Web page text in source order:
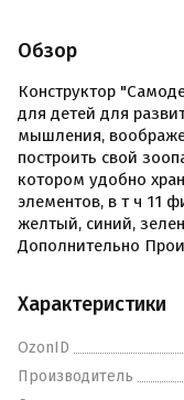
Обзор
Конструктор
для детей для
мышления,
построить свой
котором удобно
элементов, в т ч 11
желтый, синий,
Дополнительно
Характеристики
OzonID
Производитель